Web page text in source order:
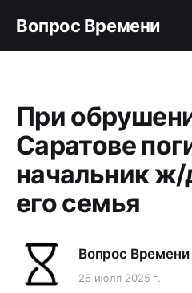
Вопрос Времени
При
Саратове
начальник ж/
его семья
Вопрос Времени
26 июля 2025 г.